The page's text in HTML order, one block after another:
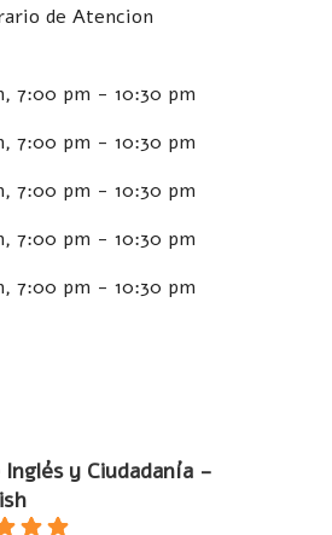
de Atencion
7:00 pm - 10:30 pm
7:00 pm - 10:30 pm
7:00 pm - 10:30 pm
7:00 pm - 10:30 pm
7:00 pm - 10:30 pm
Inglés y Ciudadanía -